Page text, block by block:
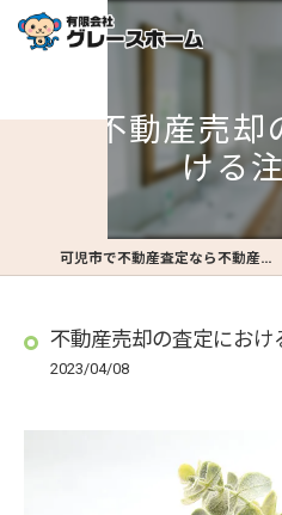
不動産売却
ける
可児市で不動産査定なら不動産査定のグレースホーム
不動産売却の査定におけ
2023/04/08